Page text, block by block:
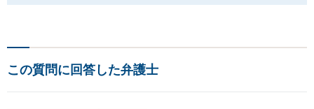
この質問に回答した弁護士